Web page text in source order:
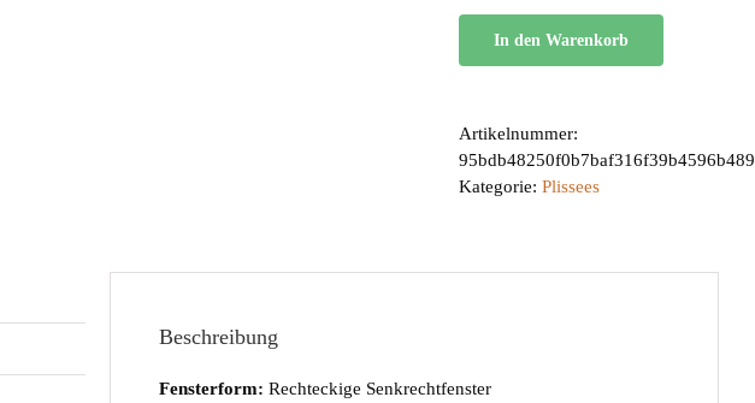
In den Warenkorb
Artikelnummer:
95bdb48250f0b7baf316f39b4596b489
Kategorie: Plissees
Beschreibung
Fensterform: Rechteckige Senkrechtfenster